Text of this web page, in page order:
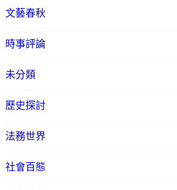
文藝春秋
時事評論
未分類
歷史探討
法務世界
社會百態